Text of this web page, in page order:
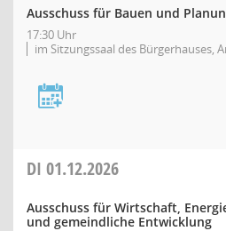
Ausschuss für Bauen und
17:30 Uhr
im Sitzungssaal des Bürgerhauses,
DI 01.12.2026
Ausschuss für Wirtschaft,
und gemeindliche Entwicklung